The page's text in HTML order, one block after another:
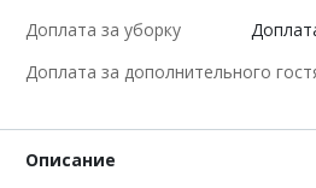
Доплата за уборку
Доплата за дополнительного
Описание